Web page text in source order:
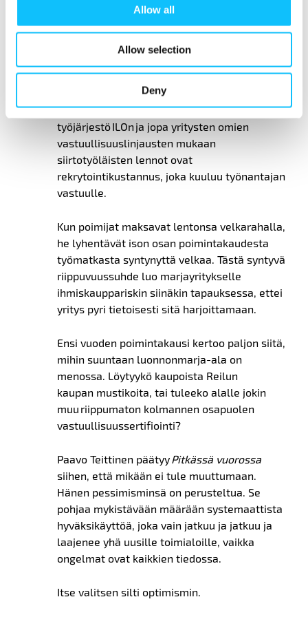
Allow all
Allow selection
Deny
tavalla toimivasta yrityksestä, vaan ongelmat
ovat rakenteellisia ja läpäisevät koko alan.
ongelmista on lentoliput. Luonnonmarjojen
poimijoiden on edelleen maksettava
lentolippunsa Suomeen itse. YK:n
työjärjestö ILOn ja jopa yritysten omien
vastuullisuuslinjausten mukaan
siirtotyöläisten lennot ovat
rekrytointikustannus, joka kuuluu työnantajan
vastuulle.
Kun poimijat maksavat lentonsa velkarahalla,
he lyhentävät ison osan poimintakaudesta
työmatkasta syntynyttä velkaa. Tästä syntyvä
riippuvuussuhde luo marjayritykselle
ihmiskauppariskin siinäkin tapauksessa, ettei
yritys pyri tietoisesti sitä harjoittamaan.
Ensi vuoden poimintakausi kertoo paljon siitä,
mihin suuntaan luonnonmarja-ala on
menossa. Löytyykö kaupoista Reilun
kaupan mustikoita, tai tuleeko alalle jokin
muu riippumaton kolmannen osapuolen
vastuullisuussertifiointi?
Paavo Teittinen päätyy Pitkässä vuorossa
siihen, että mikään ei tule muuttumaan.
Hänen pessimisminsä on perusteltua. Se
pohjaa mykistävään määrään systemaattista
hyväksikäyttöä, joka vain jatkuu ja jatkuu ja
laajenee yhä uusille toimialoille, vaikka
ongelmat ovat kaikkien tiedossa.
Itse valitsen silti optimismin.